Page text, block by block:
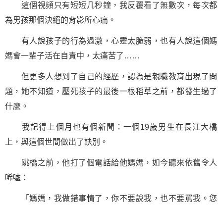
這個視頻只有短短几秒鐘，我反覆看了無數次，每次都
為男孩那個決絕的背影所心痛。
有人說孩子的行為過激，心靈太脆弱，也有人說這個媽
媽會一輩子活在自責中，太痛苦了……
但更多人想到了自己的經歷，認為是親職教育出現了問
題，她不知道，壓死孩子的最後一根稻草之前，都發生過了
什麼。
我記得上個月也有個新聞：一個19歲男生在長江大橋
上，與這個世間做出了訣別。
跳橋之前，他打了個電話給他媽媽，如今聽來依舊令人
唏噓：
「媽媽，我做錯事情了，你不要說我，也不要罵我。您